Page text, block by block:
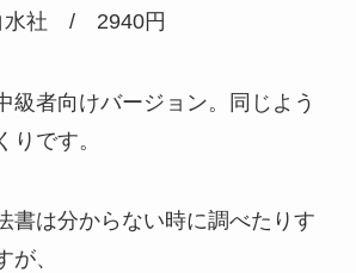
社 / 2940円
級者向けバージョン。同じよう
りです。
書は分からない時に調べたりす
が、